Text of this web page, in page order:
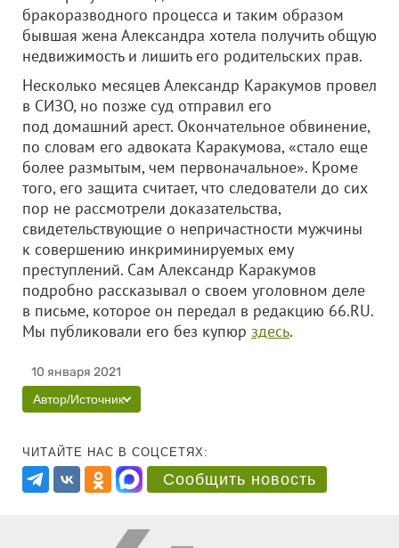
бракоразводного процесса и таким образом
бывшая жена Александра хотела получить общую
недвижимость и лишить его родительских прав.
Несколько месяцев Александр Каракумов провел
в СИЗО, но позже суд отправил его
под домашний арест. Окончательное обвинение,
по словам его адвоката Каракумова, «стало еще
более размытым, чем первоначальное». Кроме
того, его защита считает, что следователи до сих
пор не рассмотрели доказательства,
свидетельствующие о непричастности мужчины
к совершению инкриминируемых ему
преступлений. Сам Александр Каракумов
подробно рассказывал о своем уголовном деле
в письме, которое он передал в редакцию 66.RU.
Мы публиковали его без купюр здесь.
10 января 2021
Автор/Источник
ЧИТАЙТЕ НАС В СОЦСЕТЯХ:
Сообщить новость